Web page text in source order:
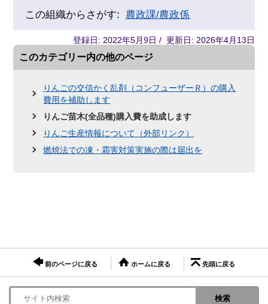
この組織からさがす: 農政課/農政係
登録日: 2022年5月9日 / 更新日: 2026年4月13日
このカテゴリー内の他のページ
りんごの交信かく乱剤（コンフューザーＲ）の購入
費用を補助します
りんご苗木(全品種)購入費を助成します
りんご生産情報について（外部リンク）
燃焼法での凍・霜害対策実施の際は届出を
前のページに戻る ホームに戻る 先頭に戻る